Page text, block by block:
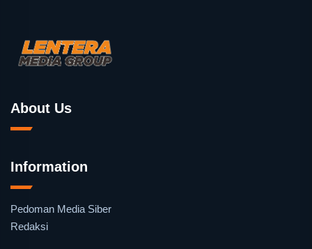
About Us
Information
Pedoman Media Siber
Redaksi